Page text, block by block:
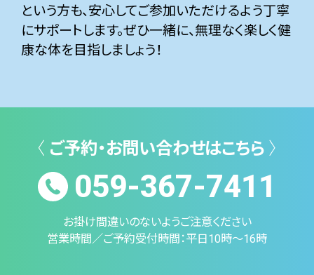
という方も、安心してご参加いただけるよう丁寧
にサポートします。ぜひ一緒に、無理なく楽しく健
康な体を目指しましょう！
〈 ご予約・お問い合わせはこちら 〉
059-367-7411
お掛け間違いのないようご注意ください
営業時間／ご予約受付時間：平日10時～16時